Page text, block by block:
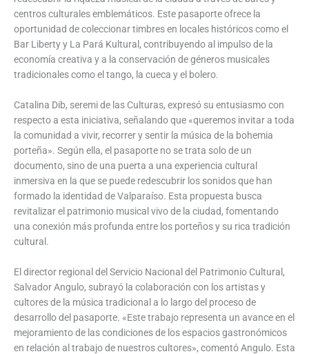
centros culturales emblemáticos. Este pasaporte ofrece la
oportunidad de coleccionar timbres en locales históricos como el
Bar Liberty y La Pará Kultural, contribuyendo al impulso de la
economía creativa y a la conservación de géneros musicales
tradicionales como el tango, la cueca y el bolero.
Catalina Dib, seremi de las Culturas, expresó su entusiasmo con
respecto a esta iniciativa, señalando que «queremos invitar a toda
la comunidad a vivir, recorrer y sentir la música de la bohemia
porteña». Según ella, el pasaporte no se trata solo de un
documento, sino de una puerta a una experiencia cultural
inmersiva en la que se puede redescubrir los sonidos que han
formado la identidad de Valparaíso. Esta propuesta busca
revitalizar el patrimonio musical vivo de la ciudad, fomentando
una conexión más profunda entre los porteños y su rica tradición
cultural.
El director regional del Servicio Nacional del Patrimonio Cultural,
Salvador Angulo, subrayó la colaboración con los artistas y
cultores de la música tradicional a lo largo del proceso de
desarrollo del pasaporte. «Este trabajo representa un avance en el
mejoramiento de las condiciones de los espacios gastronómicos
en relación al trabajo de nuestros cultores», comentó Angulo. Esta